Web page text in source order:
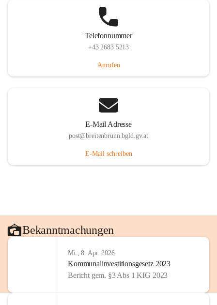
Telefonnummer
+43 2683 5213
Anrufen
E-Mail Adresse
post@breitenbrunn.bgld.gv.at
E-Mail schreiben
Bekanntmachungen
Mi., 8. Apr. 2026
Kommunalinvestitionsgesetz 2023
Bericht gem. §3 Abs 1 KIG 2023